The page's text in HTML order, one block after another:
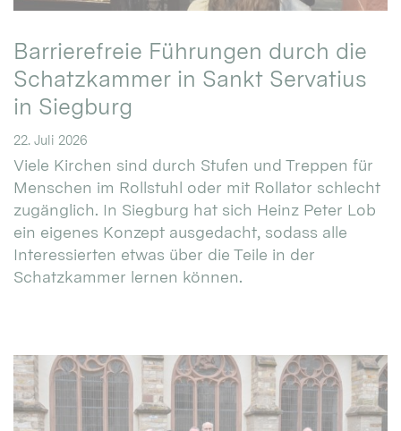
Barrierefreie Führungen durch die
Schatzkammer in Sankt Servatius
in Siegburg
22. Juli 2026
Viele Kirchen sind durch Stufen und Treppen für
Menschen im Rollstuhl oder mit Rollator schlecht
zugänglich. In Siegburg hat sich Heinz Peter Lob
ein eigenes Konzept ausgedacht, sodass alle
Interessierten etwas über die Teile in der
Schatzkammer lernen können.